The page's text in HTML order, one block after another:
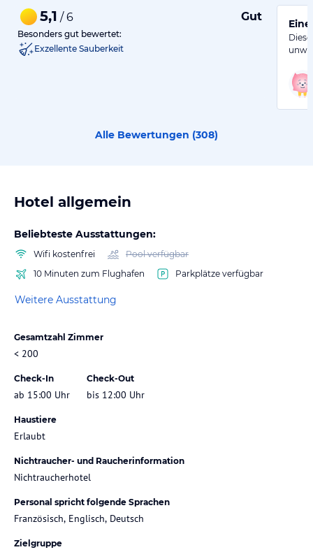
5,1 / 6 Gut
Besonders gut bewertet:
Exzellente Sauberkeit
Alle Bewertungen (308)
Hotel allgemein
Beliebteste Ausstattungen:
Wifi kostenfrei
Pool verfügbar
10 Minuten zum Flughafen
Parkplätze verfügbar
Weitere Ausstattung
Gesamtzahl Zimmer
< 200
Check-In
ab 15:00 Uhr
Check-Out
bis 12:00 Uhr
Haustiere
Erlaubt
Nichtraucher- und Raucherinformation
Nichtraucherhotel
Personal spricht folgende Sprachen
Französisch, Englisch, Deutsch
Zielgruppe